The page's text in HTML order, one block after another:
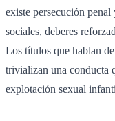
existe persecución
sociales, deberes
Los títulos que hablan
trivializan una conducta
explotación sexual